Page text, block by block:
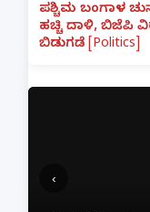
ಪಶ್ಚಿಮ ಬಂಗಾಳ
ಹಚ್ಚಿ ದಾಳಿ, ಬಿಜೆಪಿ
ಬಿಡುಗಡೆ [Politics]
‹